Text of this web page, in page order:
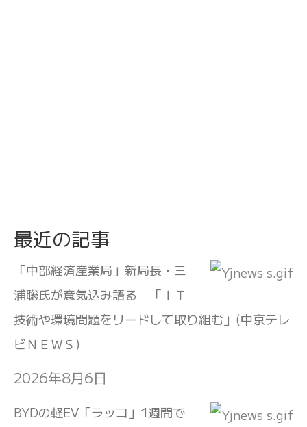
最近の記事
「中部経済産業局」新局長・三
浦聡氏が意気込み語る 「ＩＴ
技術や環境問題をリードして取り組む」(中京テレ
ビＮＥＷＳ)
2026年8月6日
BYDの軽EV「ラッコ」1週間で